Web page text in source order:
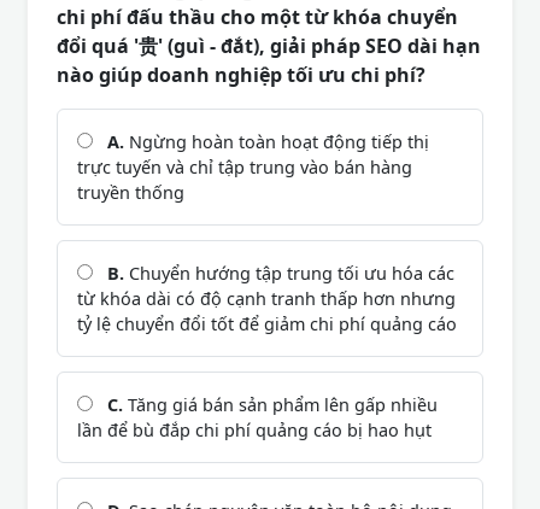
chi phí đấu thầu cho một từ khóa chuyển
đổi quá '贵' (guì - đắt), giải pháp SEO dài hạn
nào giúp doanh nghiệp tối ưu chi phí?
A. Ngừng hoàn toàn hoạt động tiếp thị
trực tuyến và chỉ tập trung vào bán hàng
truyền thống
B. Chuyển hướng tập trung tối ưu hóa các
từ khóa dài có độ cạnh tranh thấp hơn nhưng
tỷ lệ chuyển đổi tốt để giảm chi phí quảng cáo
C. Tăng giá bán sản phẩm lên gấp nhiều
lần để bù đắp chi phí quảng cáo bị hao hụt